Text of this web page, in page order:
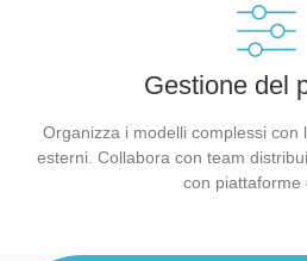
Gestione del
Organizza i modelli complessi con
esterni. Collabora con team
con piattaforme